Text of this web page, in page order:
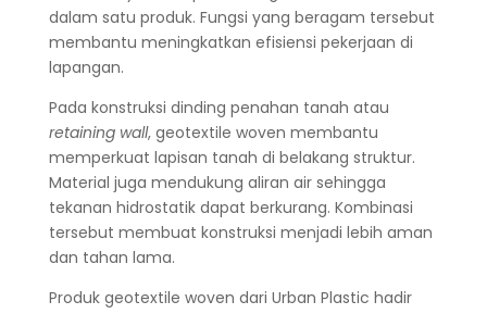
dalam satu produk. Fungsi yang beragam tersebut
membantu meningkatkan efisiensi pekerjaan di
lapangan.
Pada konstruksi dinding penahan tanah atau
retaining wall, geotextile woven membantu
memperkuat lapisan tanah di belakang struktur.
Material juga mendukung aliran air sehingga
tekanan hidrostatik dapat berkurang. Kombinasi
tersebut membuat konstruksi menjadi lebih aman
dan tahan lama.
Produk geotextile woven dari Urban Plastic hadir